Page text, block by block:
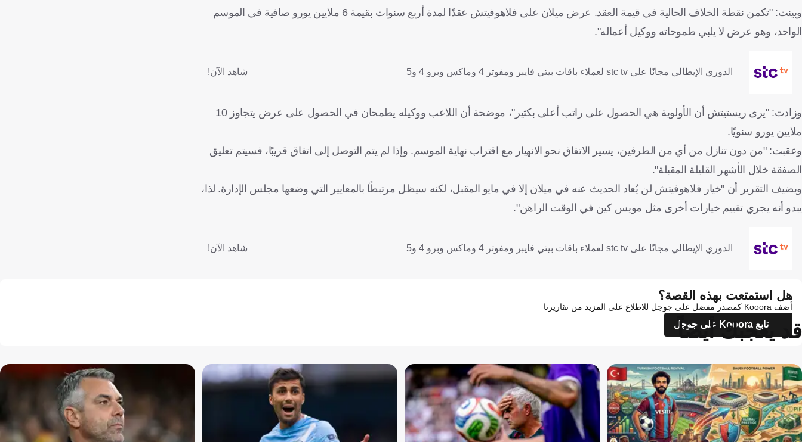
وبينت: "تكمن نقطة الخلاف الحالية في قيمة العقد. عرض ميلان على فلاهوفيتش عقدًا لمدة أربع سنوات بقيمة 6 ملايين يورو صافية في الموسم
الواحد، وهو عرض لا يلبي طموحاته ووكيل أعماله".
الدوري الإيطالي مجانًا على stc tv لعملاء باقات بيتي فايبر ومفوتر 4 وماكس وبرو 4 و5 شاهد الآن!
وزادت: "يرى ريستيتش أن الأولوية هي الحصول على راتب أعلى بكثير"، موضحة أن اللاعب ووكيله يطمحان في الحصول على عرض يتجاوز 10
ملايين يورو سنويًا.
وعقبت: "من دون تنازل من أي من الطرفين، يسير الاتفاق نحو الانهيار مع اقتراب نهاية الموسم. وإذا لم يتم التوصل إلى اتفاق قريبًا، فسيتم تعليق
الصفقة خلال الأشهر القليلة المقبلة".
ويضيف التقرير أن "خيار فلاهوفيتش لن يُعاد الحديث عنه في ميلان إلا في مايو المقبل، لكنه سيظل مرتبطًا بالمعايير التي وضعها مجلس الإدارة. لذا،
يبدو أنه يجري تقييم خيارات أخرى مثل مويس كين في الوقت الراهن".
الدوري الإيطالي مجانًا على stc tv لعملاء باقات بيتي فايبر ومفوتر 4 وماكس وبرو 4 و5 شاهد الآن!
هل استمتعت بهذه القصة؟
أضف Kooora كمصدر مفضل على جوجل للاطلاع على المزيد من تقاريرنا
تابع Kooora على جوجل
قد يعجبك أيضاً